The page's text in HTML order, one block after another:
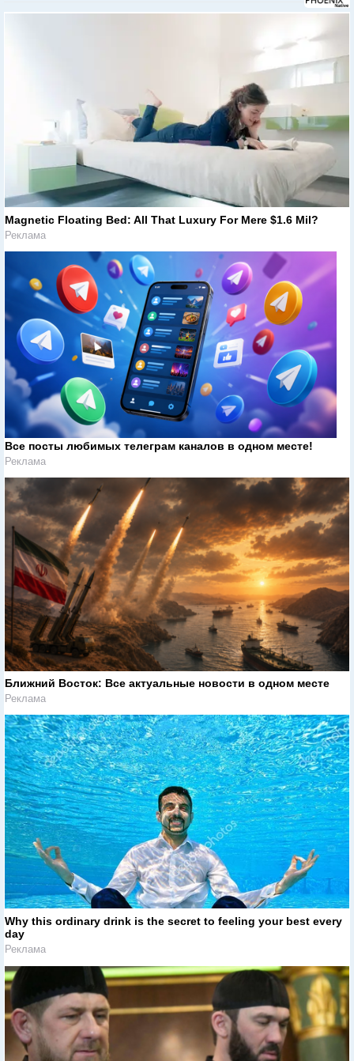
Magnetic Floating Bed: All That Luxury For Mere $1.6 Mil?
Реклама
Все посты любимых телеграм каналов в одном месте!
Реклама
Ближний Восток: Все актуальные новости в одном месте
Реклама
Why this ordinary drink is the secret to feeling your best every
day
Реклама